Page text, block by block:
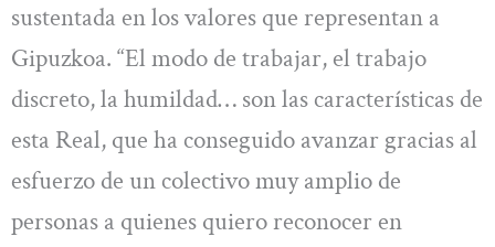
sustentada en los valores que representan a
Gipuzkoa. “El modo de trabajar, el trabajo
discreto, la humildad… son las características de
esta Real, que ha conseguido avanzar gracias al
esfuerzo de un colectivo muy amplio de
personas a quienes quiero reconocer en